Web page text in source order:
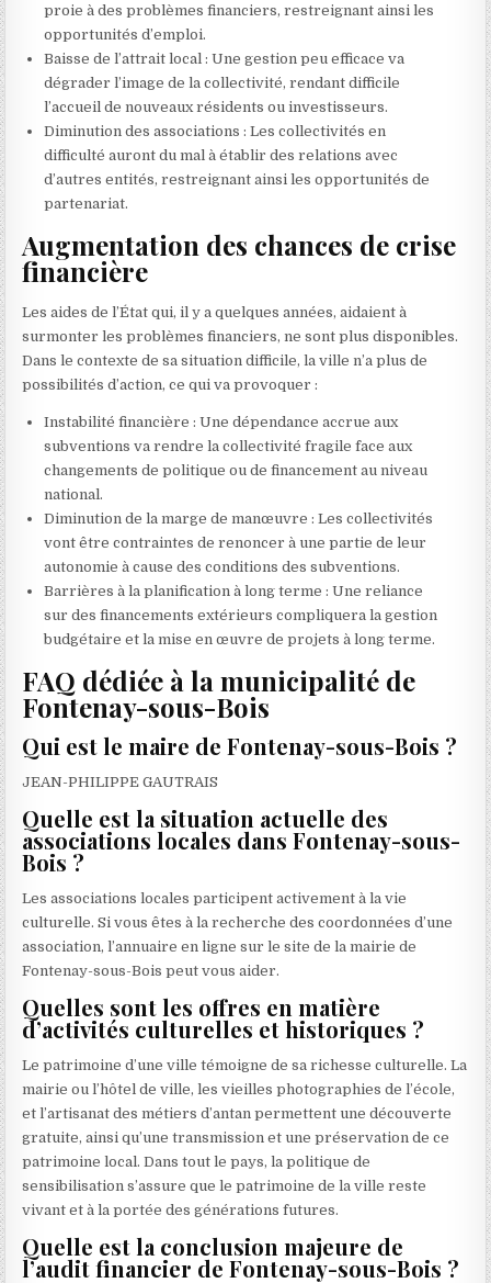
proie à des problèmes financiers, restreignant ainsi les
opportunités d’emploi.
Baisse de l’attrait local : Une gestion peu efficace va
dégrader l’image de la collectivité, rendant difficile
l’accueil de nouveaux résidents ou investisseurs.
Diminution des associations : Les collectivités en
difficulté auront du mal à établir des relations avec
d’autres entités, restreignant ainsi les opportunités de
partenariat.
Augmentation des chances de crise
financière
Les aides de l’État qui, il y a quelques années, aidaient à
surmonter les problèmes financiers, ne sont plus disponibles.
Dans le contexte de sa situation difficile, la ville n’a plus de
possibilités d’action, ce qui va provoquer :
Instabilité financière : Une dépendance accrue aux
subventions va rendre la collectivité fragile face aux
changements de politique ou de financement au niveau
national.
Diminution de la marge de manœuvre : Les collectivités
vont être contraintes de renoncer à une partie de leur
autonomie à cause des conditions des subventions.
Barrières à la planification à long terme : Une reliance
sur des financements extérieurs compliquera la gestion
budgétaire et la mise en œuvre de projets à long terme.
FAQ dédiée à la municipalité de
Fontenay-sous-Bois
Qui est le maire de Fontenay-sous-Bois ?
JEAN-PHILIPPE GAUTRAIS
Quelle est la situation actuelle des
associations locales dans Fontenay-sous-
Bois ?
Les associations locales participent activement à la vie
culturelle. Si vous êtes à la recherche des coordonnées d’une
association, l’annuaire en ligne sur le site de la mairie de
Fontenay-sous-Bois peut vous aider.
Quelles sont les offres en matière
d’activités culturelles et historiques ?
Le patrimoine d’une ville témoigne de sa richesse culturelle. La
mairie ou l’hôtel de ville, les vieilles photographies de l’école,
et l’artisanat des métiers d’antan permettent une découverte
gratuite, ainsi qu’une transmission et une préservation de ce
patrimoine local. Dans tout le pays, la politique de
sensibilisation s’assure que le patrimoine de la ville reste
vivant et à la portée des générations futures.
Quelle est la conclusion majeure de
l’audit financier de Fontenay-sous-Bois ?